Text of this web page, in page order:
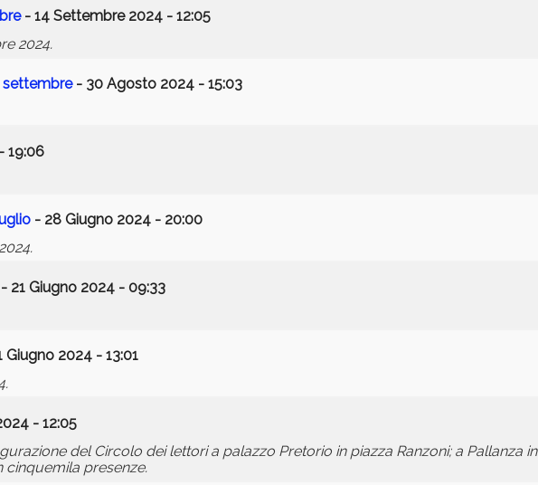
- 14 Settembre 2024 - 12:05
2024.
settembre- 30 Agosto 2024 - 15:03
19:06
- 28 Giugno 2024 - 20:00
- 21 Giugno 2024 - 09:33
Giugno 2024 - 13:01
- 12:05
del Circolo dei lettori a palazzo Pretorio in piazza Ranzoni; a Pallanza in
cinquemila presenze.